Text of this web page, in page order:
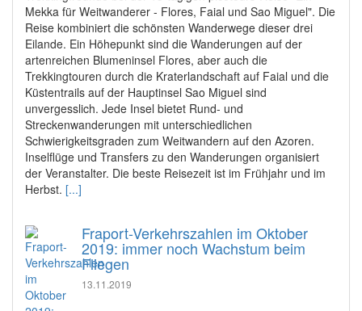
Mekka für Weitwanderer - Flores, Faial und Sao Miguel". Die
Reise kombiniert die schönsten Wanderwege dieser drei
Eilande. Ein Höhepunkt sind die Wanderungen auf der
artenreichen Blumeninsel Flores, aber auch die
Trekkingtouren durch die Kraterlandschaft auf Faial und die
Küstentrails auf der Hauptinsel Sao Miguel sind
unvergesslich. Jede Insel bietet Rund- und
Streckenwanderungen mit unterschiedlichen
Schwierigkeitsgraden zum Weitwandern auf den Azoren.
Inselflüge und Transfers zu den Wanderungen organisiert
der Veranstalter. Die beste Reisezeit ist im Frühjahr und im
Herbst. [...]
Fraport-Verkehrszahlen im Oktober
2019: immer noch Wachstum beim
Fliegen
13.11.2019